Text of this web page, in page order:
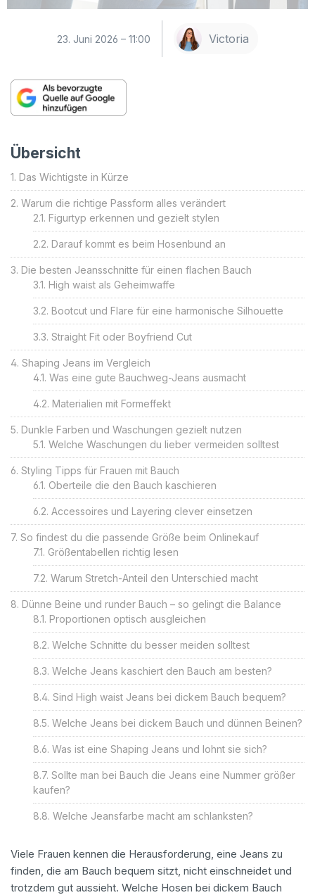
23. Juni 2026 – 11:00 Victoria
Übersicht
Das Wichtigste in Kürze
Warum die richtige Passform alles verändert
Figurtyp erkennen und gezielt stylen
Darauf kommt es beim Hosenbund an
Die besten Jeansschnitte für einen flachen Bauch
High waist als Geheimwaffe
Bootcut und Flare für eine harmonische Silhouette
Straight Fit oder Boyfriend Cut
Shaping Jeans im Vergleich
Was eine gute Bauchweg-Jeans ausmacht
Materialien mit Formeffekt
Dunkle Farben und Waschungen gezielt nutzen
Welche Waschungen du lieber vermeiden solltest
Styling Tipps für Frauen mit Bauch
Oberteile die den Bauch kaschieren
Accessoires und Layering clever einsetzen
So findest du die passende Größe beim Onlinekauf
Größentabellen richtig lesen
Warum Stretch-Anteil den Unterschied macht
Dünne Beine und runder Bauch – so gelingt die Balance
Proportionen optisch ausgleichen
Welche Schnitte du besser meiden solltest
Welche Jeans kaschiert den Bauch am besten?
Sind High waist Jeans bei dickem Bauch bequem?
Welche Jeans bei dickem Bauch und dünnen Beinen?
Was ist eine Shaping Jeans und lohnt sie sich?
Sollte man bei Bauch die Jeans eine Nummer größer
kaufen?
Welche Jeansfarbe macht am schlanksten?
Viele Frauen kennen die Herausforderung, eine Jeans zu
finden, die am Bauch bequem sitzt, nicht einschneidet und
trotzdem gut aussieht. Welche Hosen bei dickem Bauch